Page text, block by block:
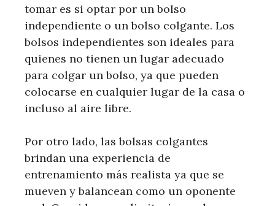
tomar es si optar por un bolso
independiente o un bolso colgante. Los
bolsos independientes son ideales para
quienes no tienen un lugar adecuado
para colgar un bolso, ya que pueden
colocarse en cualquier lugar de la casa o
incluso al aire libre.
Por otro lado, las bolsas colgantes
brindan una experiencia de
entrenamiento más realista ya que se
mueven y balancean como un oponente